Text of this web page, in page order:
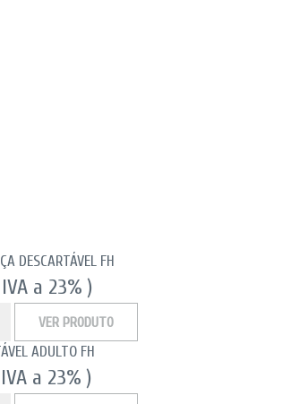
DESCARTÁVEL FH
a 23% )
VER PRODUTO
ADULTO FH
a 23% )